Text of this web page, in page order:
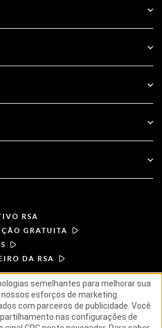
RSA
GRATUITA
DA RSA
DE PRIVACIDADE
ÉTICAESG
semelhantes para melhorar sua
esforços de marketing.
com parceiros de publicidade. Você
nas configurações de